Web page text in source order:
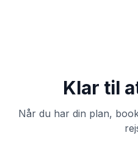
Klar til
Når du har din plan,